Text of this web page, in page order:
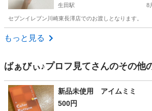
生田駅 8
セブンイレブン川崎東長澤店でのお渡しとなります。
神奈川 川崎市
もっと見る
ばぁびぃ♪プロフ見てさんのその他
新品未使用 アイムミミ
500円